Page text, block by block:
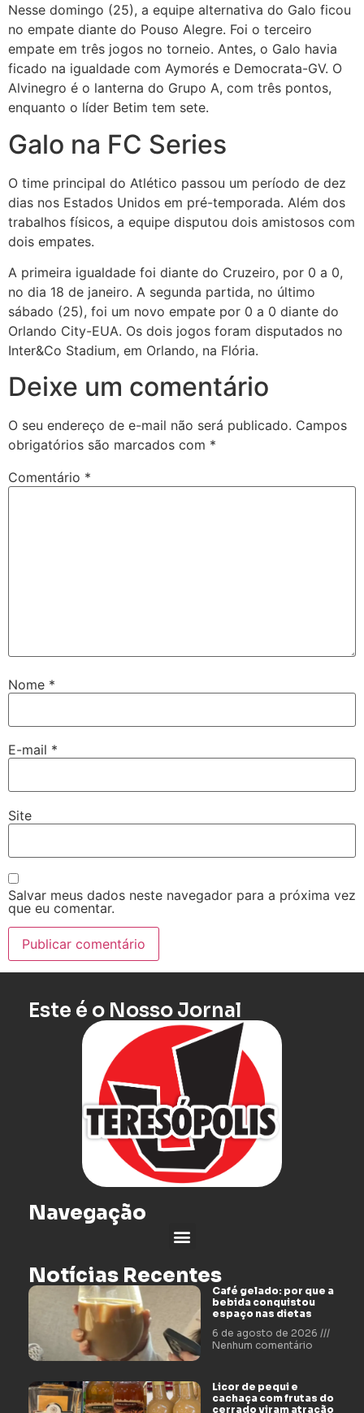
Nesse domingo (25), a equipe alternativa do Galo ficou
no empate diante do Pouso Alegre. Foi o terceiro
empate em três jogos no torneio. Antes, o Galo havia
ficado na igualdade com Aymorés e Democrata-GV. O
Alvinegro é o lanterna do Grupo A, com três pontos,
enquanto o líder Betim tem sete.
Galo na FC Series
O time principal do Atlético passou um período de dez
dias nos Estados Unidos em pré-temporada. Além dos
trabalhos físicos, a equipe disputou dois amistosos com
dois empates.
A primeira igualdade foi diante do Cruzeiro, por 0 a 0,
no dia 18 de janeiro. A segunda partida, no último
sábado (25), foi um novo empate por 0 a 0 diante do
Orlando City-EUA. Os dois jogos foram disputados no
Inter&Co Stadium, em Orlando, na Flória.
Deixe um comentário
O seu endereço de e-mail não será publicado. Campos
obrigatórios são marcados com *
Comentário *
Nome *
E-mail *
Site
Salvar meus dados neste navegador para a próxima vez
que eu comentar.
Este é o Nosso Jornal
Navegação
Notícias Recentes
Café gelado: por que a
bebida conquistou
espaço nas dietas
6 de agosto de 2026
Nenhum comentário
Licor de pequi e
cachaça com frutas do
cerrado viram atração